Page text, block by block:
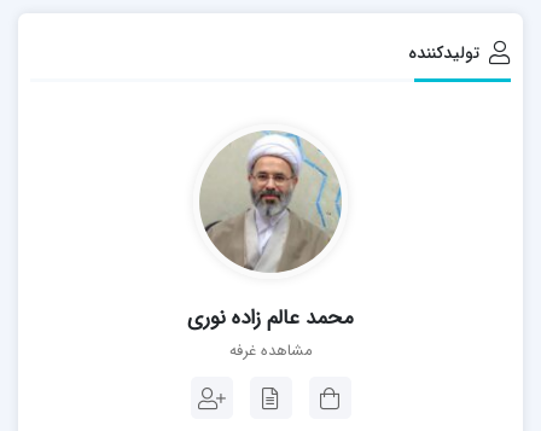
تولیدکننده
محمد عالم زاده نوری
مشاهده غرفه